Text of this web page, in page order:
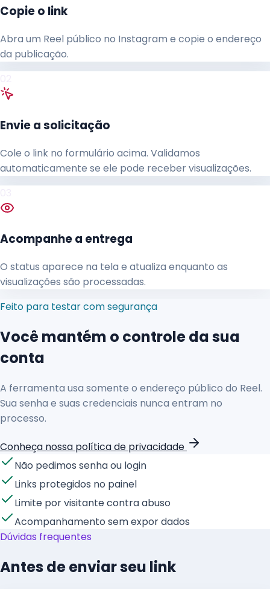
Copie o link
Abra um Reel público no Instagram e copie o endereço
da publicação.
Envie a solicitação
Cole o link no formulário acima. Validamos
automaticamente se ele pode receber visualizações.
Acompanhe a entrega
O status aparece na tela e atualiza enquanto as
visualizações são processadas.
Feito para testar com segurança
Você mantém o controle da sua
conta
A ferramenta usa somente o endereço público do Reel.
Sua senha e suas credenciais nunca entram no
processo.
Conheça nossa política de privacidade
Não pedimos senha ou login
Links protegidos no painel
Limite por visitante contra abuso
Acompanhamento sem expor dados
Dúvidas frequentes
Antes de enviar seu link